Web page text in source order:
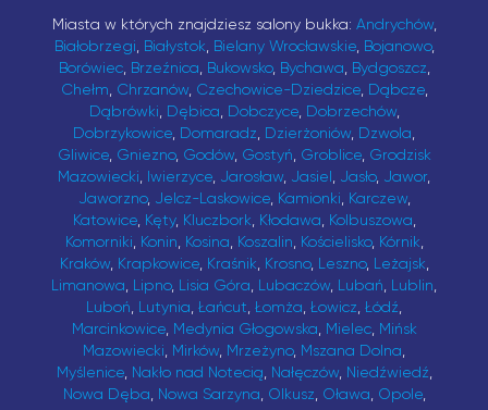
Miasta w których znajdziesz salony bukka: Andrychów,
Białobrzegi, Białystok, Bielany Wrocławskie, Bojanowo,
Borówiec, Brzeźnica, Bukowsko, Bychawa, Bydgoszcz,
Chełm, Chrzanów, Czechowice-Dziedzice, Dąbcze,
Dąbrówki, Dębica, Dobczyce, Dobrzechów,
Dobrzykowice, Domaradz, Dzierżoniów, Dzwola,
Gliwice, Gniezno, Godów, Gostyń, Groblice, Grodzisk
Mazowiecki, Iwierzyce, Jarosław, Jasiel, Jasło, Jawor,
Jaworzno, Jelcz-Laskowice, Kamionki, Karczew,
Katowice, Kęty, Kluczbork, Kłodawa, Kolbuszowa,
Komorniki, Konin, Kosina, Koszalin, Kościelisko, Kórnik,
Kraków, Krapkowice, Kraśnik, Krosno, Leszno, Leżajsk,
Limanowa, Lipno, Lisia Góra, Lubaczów, Lubań, Lublin,
Luboń, Lutynia, Łańcut, Łomża, Łowicz, Łódź,
Marcinkowice, Medynia Głogowska, Mielec, Mińsk
Mazowiecki, Mirków, Mrzeżyno, Mszana Dolna,
Myślenice, Nakło nad Notecią, Nałęczów, Niedźwiedź,
Nowa Dęba, Nowa Sarzyna, Olkusz, Oława, Opole,